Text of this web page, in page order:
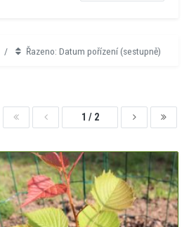
Řazeno: Datum pořízení (sestupně)
1 / 2